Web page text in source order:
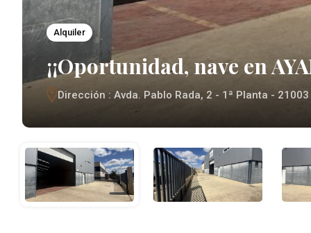
Alquiler
¡¡Oportunidad, nave en
Dirección : Avda. Pablo Rada, 2 - 1ª Planta -